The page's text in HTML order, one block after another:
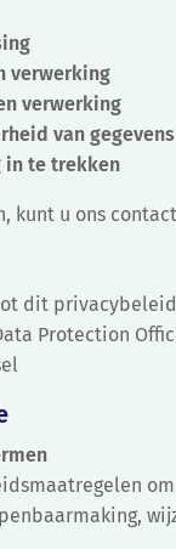
verwerking
verwerking
van gegevens
in te trekken
kunt u ons
dit
Protection